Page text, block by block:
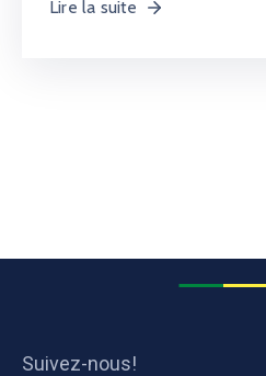
Lire la suite
Suivez-nous!